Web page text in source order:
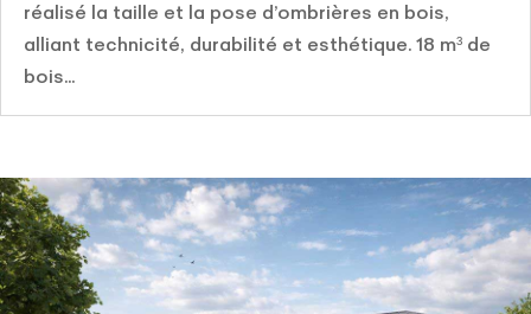
réalisé la taille et la pose d’ombrières en bois,
alliant technicité, durabilité et esthétique. 18 m³ de
bois...